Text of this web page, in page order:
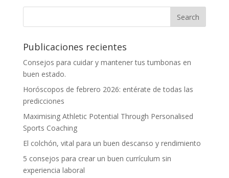
Publicaciones recientes
Consejos para cuidar y mantener tus tumbonas en
buen estado.
Horóscopos de febrero 2026: entérate de todas las
predicciones
Maximising Athletic Potential Through Personalised
Sports Coaching
El colchón, vital para un buen descanso y rendimiento
5 consejos para crear un buen currículum sin
experiencia laboral